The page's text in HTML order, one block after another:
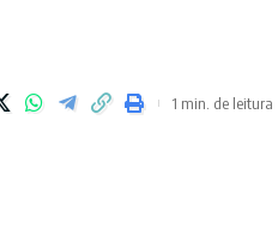
1 min. de leitura